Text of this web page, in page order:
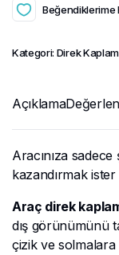
Beğendiklerime
Kategori: Direk
Açıklama
Aracınıza
kazandırmak ister
Araç direk
dış görünümünü
çizik ve solmalara